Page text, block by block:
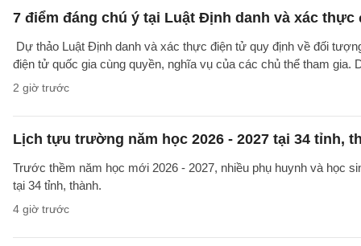
7 điểm đáng chú ý tại Luật Định danh và xác
Dự thảo Luật Định danh và xác thực điện tử quy định về đối
điện tử quốc gia cùng quyền, nghĩa vụ của các chủ thể tham gia.
2 giờ trước
Lịch tựu trường năm học 2026 - 2027 tại 34 tỉnh,
Trước thềm năm học mới 2026 - 2027, nhiều phụ huynh và học
tại 34 tỉnh, thành.
4 giờ trước